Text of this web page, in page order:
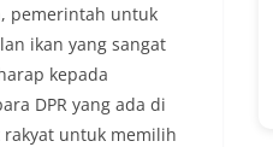
pemerintah untuk
ikan yang sangat
kepada
DPR yang ada di
untuk memilih